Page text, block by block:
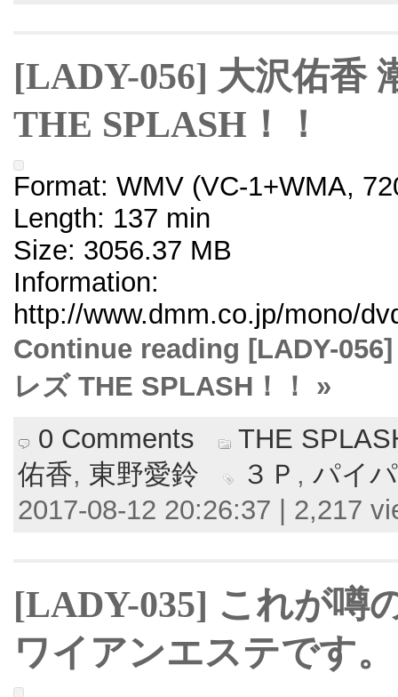
[LADY-056] 大沢佑香
THE SPLASH！！
Format: WMV (VC-1+WMA,
Length: 137 min
Size: 3056.37 MB
Information:
http://www.dmm.co.jp/mono/
Continue reading [LADY-
レズ THE SPLASH！！ »
0 Comments
THE
佑香, 東野愛鈴 ３Ｐ , パイ
2017-08-12 20:26:37 | 2,217
[LADY-035] これが噂
ワイアンエステです。